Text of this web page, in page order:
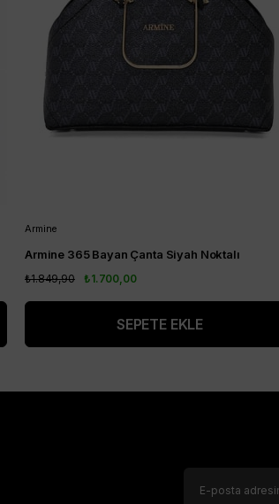
Armine
Armine 365 Bayan Çanta Siyah Noktalı
₺1.700,00
₺1.849,90
SEPETE EKLE